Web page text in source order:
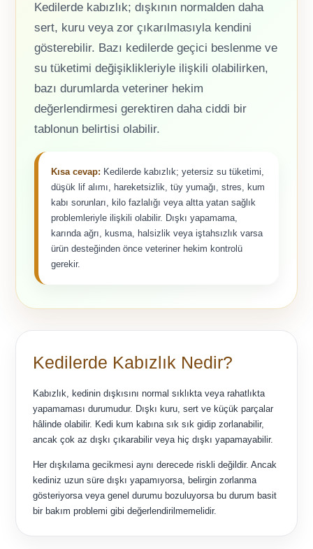
Kedilerde kabızlık; dışkının normalden daha
sert, kuru veya zor çıkarılmasıyla kendini
gösterebilir. Bazı kedilerde geçici beslenme ve
su tüketimi değişiklikleriyle ilişkili olabilirken,
bazı durumlarda veteriner hekim
değerlendirmesi gerektiren daha ciddi bir
tablonun belirtisi olabilir.
Kısa cevap: Kedilerde kabızlık; yetersiz su tüketimi,
düşük lif alımı, hareketsizlik, tüy yumağı, stres, kum
kabı sorunları, kilo fazlalığı veya altta yatan sağlık
problemleriyle ilişkili olabilir. Dışkı yapamama,
karında ağrı, kusma, halsizlik veya iştahsızlık varsa
ürün desteğinden önce veteriner hekim kontrolü
gerekir.
Kedilerde Kabızlık Nedir?
Kabızlık, kedinin dışkısını normal sıklıkta veya rahatlıkta
yapamaması durumudur. Dışkı kuru, sert ve küçük parçalar
hâlinde olabilir. Kedi kum kabına sık sık gidip zorlanabilir,
ancak çok az dışkı çıkarabilir veya hiç dışkı yapamayabilir.
Her dışkılama gecikmesi aynı derecede riskli değildir. Ancak
kediniz uzun süre dışkı yapamıyorsa, belirgin zorlanma
gösteriyorsa veya genel durumu bozuluyorsa bu durum basit
bir bakım problemi gibi değerlendirilmemelidir.